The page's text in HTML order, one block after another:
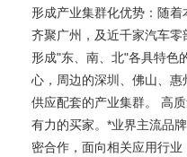
形成产业集群化优势：随
齐聚广州，及近千家汽车
形成"东、南、北"各具特色
心，周边的深圳、佛山、
供应配套的产业集群。 高
有力的买家。*业界主流品
密合作，面向相关应用行